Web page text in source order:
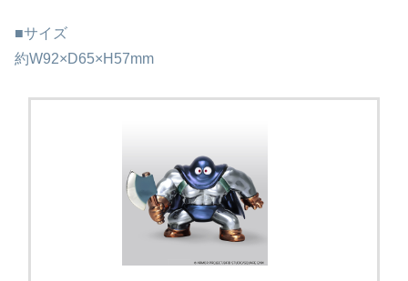
■サイズ
約W92×D65×H57mm